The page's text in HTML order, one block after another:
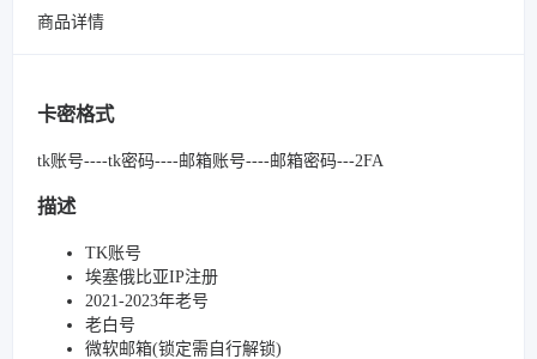
商品详情
卡密格式
tk账号----tk密码----邮箱账号----邮箱密码---2FA
描述
TK账号
埃塞俄比亚IP注册
2021-2023年老号
老白号
微软邮箱(锁定需自行解锁)